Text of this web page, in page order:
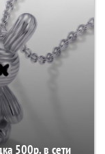
500р. в сети